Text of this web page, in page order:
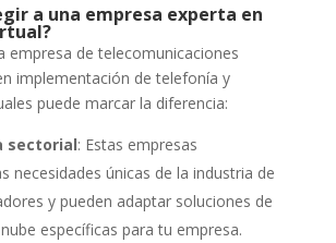
a una empresa experta en
empresa de telecomunicaciones
implementación de telefonía y
puede marcar la diferencia:
sectorial: Estas empresas
necesidades únicas de la industria de
y pueden adaptar soluciones de
específicas para tu empresa.